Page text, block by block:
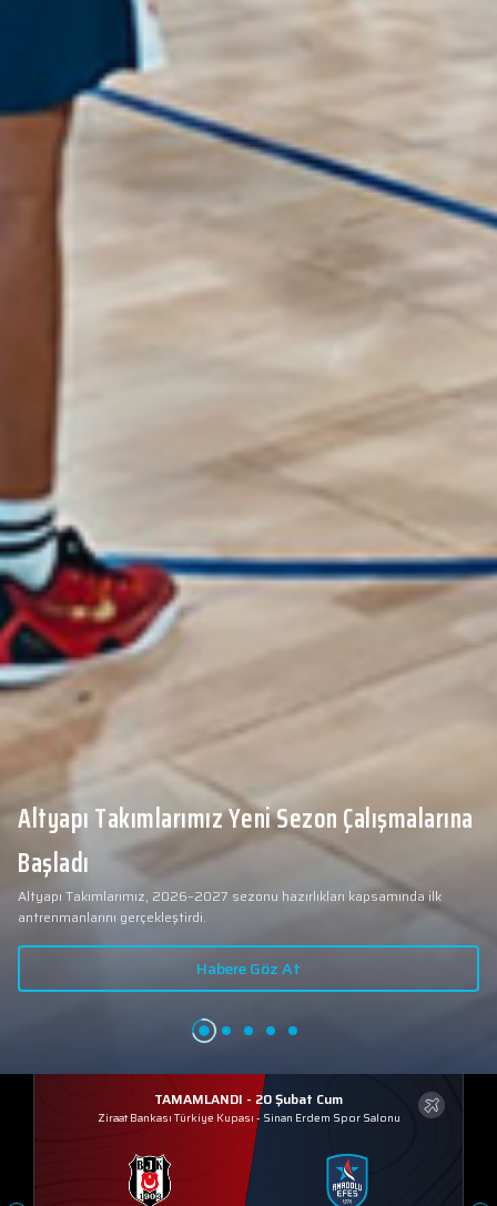
Altyapı Takımlarımız Yeni Sezon Çalışmalarına
Başladı
Altyapı Takımlarımız, 2026–2027 sezonu hazırlıkları kapsamında ilk
antrenmanlarını gerçekleştirdi.
Habere Göz At
TAMAMLANDI - 20 Şubat Cum
Ziraat Bankası Türkiye Kupası - Sinan Erdem Spor Salonu